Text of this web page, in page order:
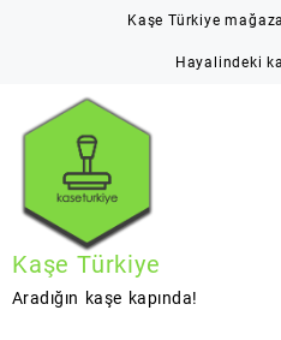
Kaşe Türkiye
Hayalindeki
Kaşe Türkiye
Aradığın kaşe kapında!